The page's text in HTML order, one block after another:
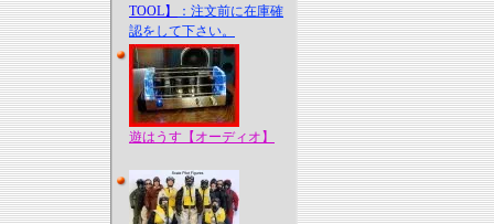
TOOL】
：注文前に在庫確
認をして下さい。
遊はうす【オーディオ】